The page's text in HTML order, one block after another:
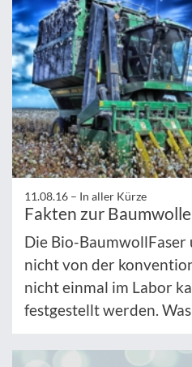
11.08.16 – In aller Kürze
Fakten zur Baumwolle
Die Bio-
nicht von der
nicht einmal im Labor
festgestellt werden. Was